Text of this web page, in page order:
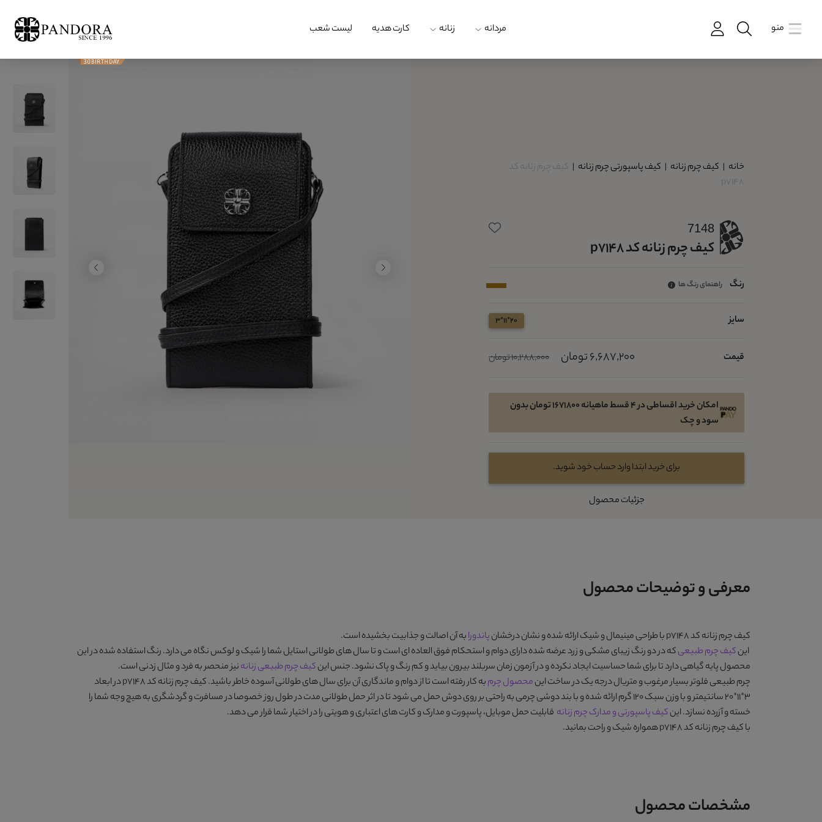
منو مردانه زنانه کارت هدیه لیست شعب
خانه | کیف چرم زنانه | کیف پاسپورتی چرم زنانه | کیف چرم زنانه کد
p7148
7148
کیف چرم زنانه کد p7148
رنگ راهنمای رنگ ها
سایز 20*11*3
قیمت 6,687,200 تومان 10,288,000 تومان
امکان خرید اقساطی در 4 قسط ماهیانه 1671800 تومان بدون
سود و چک
برای خرید ابتدا وارد حساب خود شوید.
جزئیات محصول
معرفی و توضیحات محصول
کیف چرم زنانه کد p7148 با طراحی مینیمال و شیک ارائه شده و نشان درخشانپاندورابه آن اصالت و جذابیت بخشیده است.
اینکیف چرم طبیعیکه در دو رنگ زیبایمشکی و زردعرضه شده دارای دوام و استحکام فوق العاده ای است و تا سال های طولانی استایل شما را شیک و لوکس نگاه می دارد. رنگ استفاده شده در این
محصول پایه گیاهی دارد تا برای شما حساسیت ایجاد نکرده و در آزمون زمان سربلند بیرون بیاید و کم رنگ و پاک نشود. جنس اینکیف چرم طبیعی زنانهنیز منحصر به فرد و مثال زدنی است.
چرم طبیعی فلوتر بسیار مرغوب و متریال درجه یک در ساخت اینمحصول چرمبه کار رفته است تا از دوام و ماندگاری آن برای سال های طولانی آسوده خاطر باشید.کیف چرم زنانه کد p7148
در ابعاد
3*11*20 سانتیمتر و با وزن سبک 120 گرم ارائه شده و با بند دوشی چرمی به راحتی بر روی دوش حمل می شود تا در اثر حمل طولانی مدت در طول روز خصوصا در مسافرت و گردشگری به هیچ وجه شما را
خسته و آزرده نسازد. اینکیف پاسپورتی و مدارک چرم زنانه قابلیت حمل موبایل، پاسپورت و مدارک و کارت های اعتباری و هویتی را در اختیار شما قرار می دهد.
باکیف چرم زنانه کد p7148 همواره شیک و راحت بمانید.
مشخصات محصول